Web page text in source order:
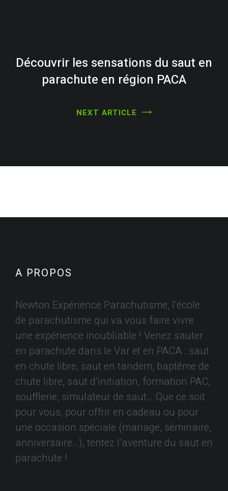
Découvrir les sensations du saut en
parachute en région PACA
NEXT ARTICLE
A PROPOS
Newton Expérience Parachutisme, l’école
de parachutisme qui va vous faire vivre
une expérience inoubliable ! Venez sauter
en parachute dans le Var et en PACA : saut
en chute libre, saut en tandem, baptême de
chute libre, saut d’initiation, formation PAC,
soufflerie, simulateur de saut… Que ce soit
pour vous, pour offrir en cadeau ou pour
une occasion spéciale (mariage, séminaire,
anniversaire…), tentez l’aventure du saut en
parachute !